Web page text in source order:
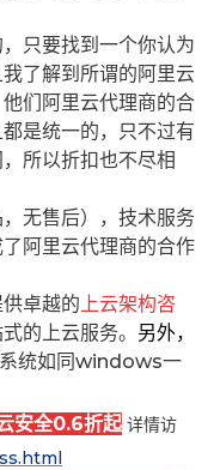
只要找到一个你认为
了解到所谓的阿里云
们阿里云代理商的合
是统一的，只不过有
所以折扣也不尽相
无售后），技术服务
阿里云代理商的合作
卓越的 上云架构咨
的上云服务。 另外，
统如同windows一
安全0.6折起 详情访